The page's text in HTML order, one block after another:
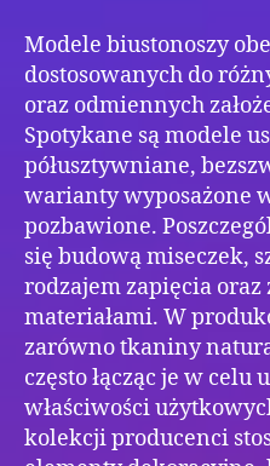
Modele biustonoszy
dostosowanych do
oraz odmiennych
Spotykane są modele
półusztywniane,
warianty wyposażone
pozbawione.
się budową miseczek,
rodzajem zapięcia
materiałami. W
zarówno tkaniny
często łącząc je w
właściwości
kolekcji producenci